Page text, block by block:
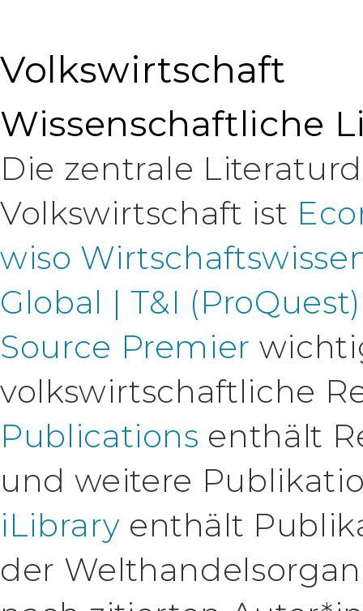
Volkswirtschaft
Wissenschaftliche
Die zentrale
Volkswirtschaft ist
wiso
Global | T&I (ProQuest)
Source Premier
volkswirtschaftliche
Publications enthält
und weitere
iLibrary enthält
der